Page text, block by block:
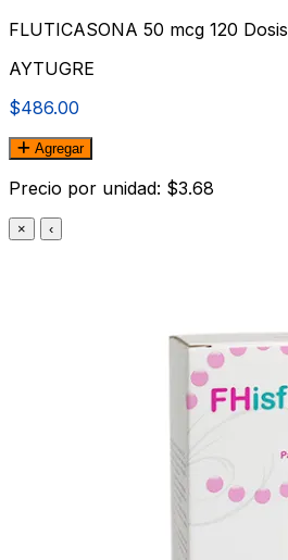
FLUTICASONA 50 mcg 120 Dosis
AYTUGRE
$486.00
Agregar
Precio por unidad: $3.68
× ‹